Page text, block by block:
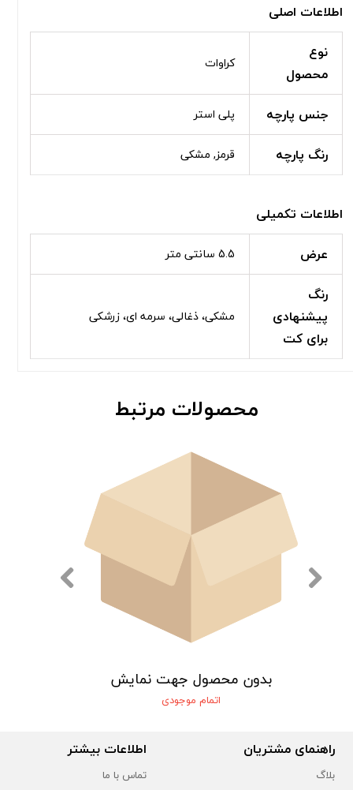
اطلاعات اصلی
نوع
محصول
کراوات
جنس پارچه پلی استر
رنگ پارچه قرمز, مشکی
اطلاعات تکمیلی
عرض
5.5 سانتی متر
رنگ
پیشنهادی
برای کت
مشکی، ذغالی، سرمه ای، زرشکی
محصولات مرتبط
بدون محصول جهت نمایش
اتمام موجودی
راهنمای مشتریان
بلاگ
اطلاعات بیشتر
تماس با ما